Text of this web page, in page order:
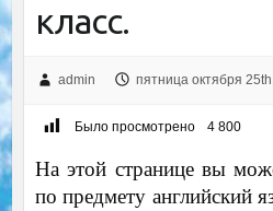
класс.
admin пятница октября
Было просмотрено 4 800
На этой странице вы
по предмету английский